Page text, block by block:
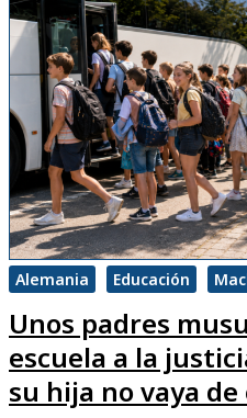
Alemania Educación
Unos padres
escuela a la
su hija no vaya